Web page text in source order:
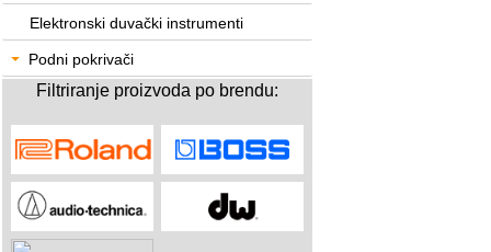
Elektronski duvački instrumenti
Podni pokrivači
Filtriranje proizvoda po brendu: